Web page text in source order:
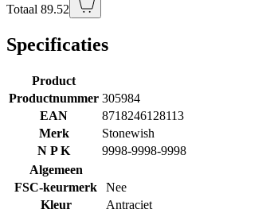
Totaal 89.52
Specificaties
Product
Productnummer 305984
EAN
8718246128113
Merk
Stonewish
N P K
9998-9998-9998
Algemeen
FSC-keurmerk
Nee
Kleur
Antraciet